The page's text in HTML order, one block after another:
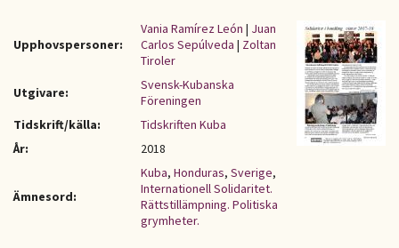
Upphovspersoner:
Vania Ramírez León | Juan
Carlos Sepúlveda | Zoltan
Tiroler
Utgivare:
Svensk-Kubanska
Föreningen
Tidskrift/källa:
Tidskriften Kuba
År:
2018
Ämnesord:
Kuba, Honduras, Sverige,
Internationell Solidaritet.
Rättstillämpning. Politiska
grymheter.